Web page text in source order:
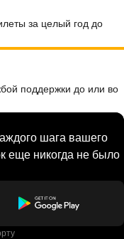
за целый год до
поддержки до или во
шага вашего
еще никогда не было